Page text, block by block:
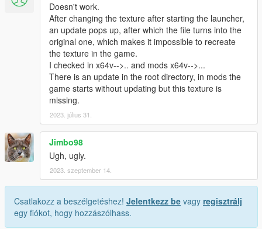
Doesn't work.
After changing the texture after starting the launcher,
an update pops up, after which the file turns into the
original one, which makes it impossible to recreate
the texture in the game.
I checked in x64v-->.. and mods x64v-->...
There is an update in the root directory, in mods the
game starts without updating but this texture is
missing.
2023. július 31.
Jimbo98
Ugh, ugly.
2023. szeptember 14.
Csatlakozz a beszélgetéshez! Jelentkezz be vagy regisztrálj
egy fiókot, hogy hozzászólhass.